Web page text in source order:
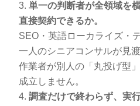
単一の判断者が全領域を
直接契約できるか。
SEO・英語ローカライズ・
一人のシニアコンサルが見
作業者が別人の「丸投げ型
成立しません。
調査だけで終わらず、実